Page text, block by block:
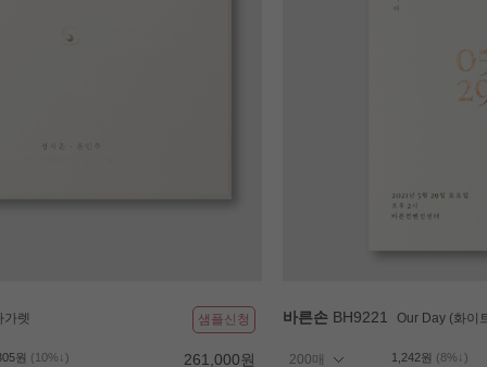
샘플신청
렛
원 (10%↓) 261,000원
바른손 BH9221 Our Day (화이
1,242원 (8%↓)